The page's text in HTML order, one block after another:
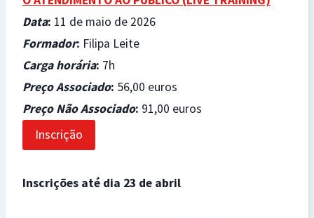
Data: 11 de maio de 2026
Formador: Filipa Leite
Carga horária: 7h
Preço Associado: 56,00 euros
Preço Não Associado: 91,00 euros
Inscrição
Inscrições até dia 23 de abril